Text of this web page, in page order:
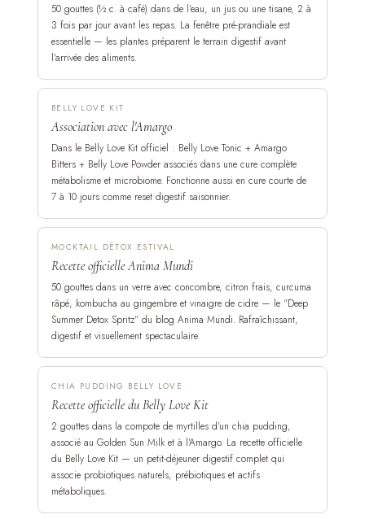
50 gouttes (½ c. à café) dans de l'eau, un jus ou une tisane, 2 à
3 fois par jour avant les repas. La fenêtre pré-prandiale est
essentielle — les plantes préparent le terrain digestif avant
l'arrivée des aliments.
BELLY LOVE KIT
Association avec l'Amargo
Dans le Belly Love Kit officiel : Belly Love Tonic + Amargo
Bitters + Belly Love Powder associés dans une cure complète
métabolisme et microbiome. Fonctionne aussi en cure courte de
7 à 10 jours comme reset digestif saisonnier.
MOCKTAIL DÉTOX ESTIVAL
Recette officielle Anima Mundi
50 gouttes dans un verre avec concombre, citron frais, curcuma
râpé, kombucha au gingembre et vinaigre de cidre — le "Deep
Summer Detox Spritz" du blog Anima Mundi. Rafraîchissant,
digestif et visuellement spectaculaire.
CHIA PUDDING BELLY LOVE
Recette officielle du Belly Love Kit
2 gouttes dans la compote de myrtilles d'un chia pudding,
associé au Golden Sun Milk et à l'Amargo. La recette officielle
du Belly Love Kit — un petit-déjeuner digestif complet qui
associe probiotiques naturels, prébiotiques et actifs
métaboliques.